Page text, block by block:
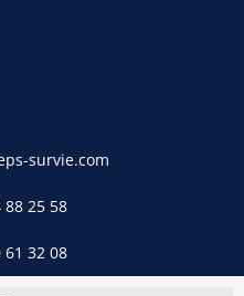
survie.com
88 25 58
61 32 08